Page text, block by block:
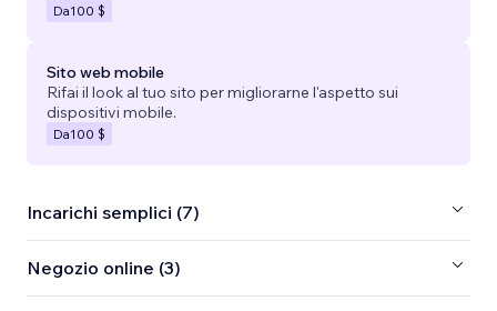
Da100 $
Sito web mobile
Rifai il look al tuo sito per migliorarne l'aspetto sui
dispositivi mobile.
Da100 $
Incarichi semplici (7)
Negozio online (3)